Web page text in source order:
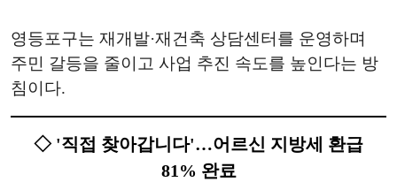
영등포구는 재개발·재건축 상담센터를 운영하며
주민 갈등을 줄이고 사업 추진 속도를 높인다는 방
침이다.
◇ '직접 찾아갑니다'…어르신 지방세 환급
81% 완료